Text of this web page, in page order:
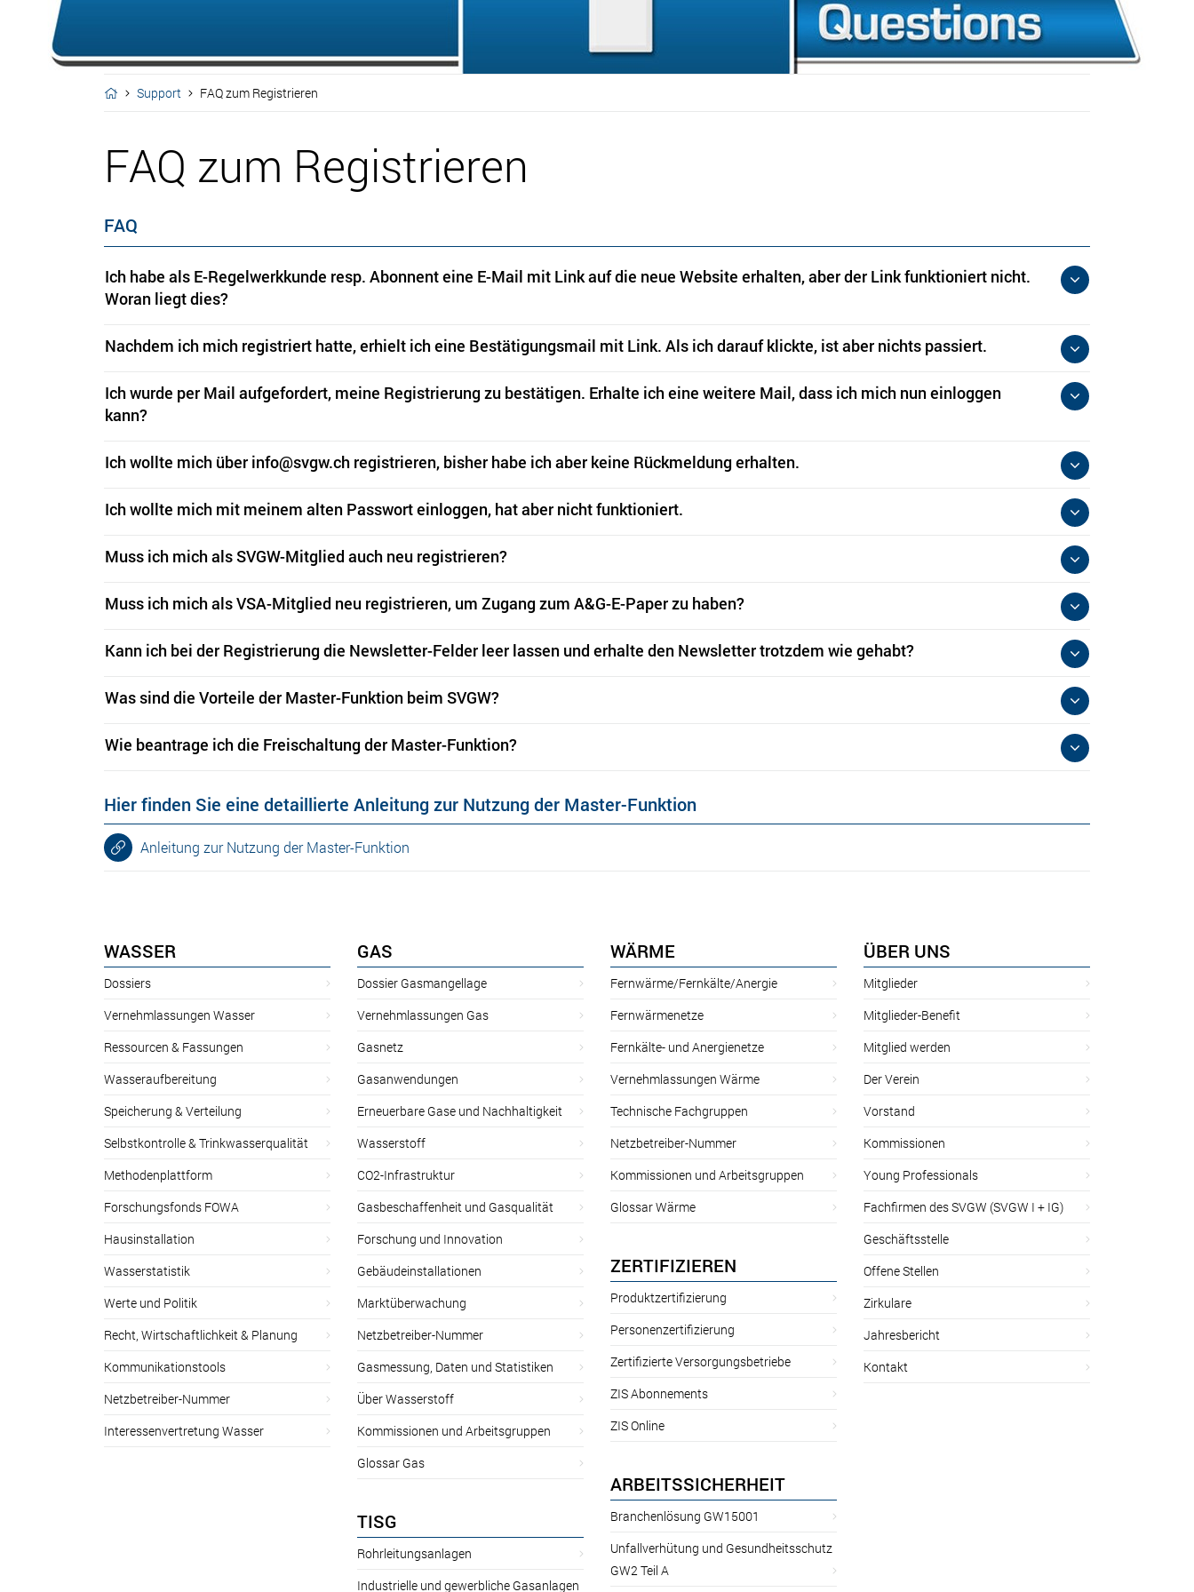
Support FAQ zum Registrieren
FAQ zum Registrieren
FAQ
Ich habe als E-Regelwerkkunde resp. Abonnent eine E-Mail mit Link auf die neue Website erhalten, aber der Link funktioniert nicht.
Woran liegt dies?
Nachdem ich mich registriert hatte, erhielt ich eine Bestätigungsmail mit Link. Als ich darauf klickte, ist aber nichts passiert.
Ich wurde per Mail aufgefordert, meine Registrierung zu bestätigen. Erhalte ich eine weitere Mail, dass ich mich nun einloggen
kann?
Ich wollte mich über info@svgw.ch registrieren, bisher habe ich aber keine Rückmeldung erhalten.
Ich wollte mich mit meinem alten Passwort einloggen, hat aber nicht funktioniert.
Muss ich mich als SVGW-Mitglied auch neu registrieren?
Muss ich mich als VSA-Mitglied neu registrieren, um Zugang zum A&G-E-Paper zu haben?
Kann ich bei der Registrierung die Newsletter-Felder leer lassen und erhalte den Newsletter trotzdem wie gehabt?
Was sind die Vorteile der Master-Funktion beim SVGW?
Wie beantrage ich die Freischaltung der Master-Funktion?
Hier finden Sie eine detaillierte Anleitung zur Nutzung der Master-Funktion
Anleitung zur Nutzung der Master-Funktion
WASSER
Dossiers
Vernehmlassungen Wasser
Ressourcen & Fassungen
Wasseraufbereitung
Speicherung & Verteilung
Selbstkontrolle & Trinkwasserqualität
Methodenplattform
Forschungsfonds FOWA
Hausinstallation
Wasserstatistik
Werte und Politik
Recht, Wirtschaftlichkeit & Planung
Kommunikationstools
Netzbetreiber-Nummer
Interessenvertretung Wasser
GAS
Dossier Gasmangellage
Vernehmlassungen Gas
Gasnetz
Gasanwendungen
Erneuerbare Gase und Nachhaltigkeit
Wasserstoff
CO2-Infrastruktur
Gasbeschaffenheit und Gasqualität
Forschung und Innovation
Gebäudeinstallationen
Marktüberwachung
Netzbetreiber-Nummer
Gasmessung, Daten und Statistiken
Über Wasserstoff
Kommissionen und Arbeitsgruppen
Glossar Gas
TISG
Rohrleitungsanlagen
Industrielle und gewerbliche Gasanlagen
WÄRME
Fernwärme/Fernkälte/Anergie
Fernwärmenetze
Fernkälte- und Anergienetze
Vernehmlassungen Wärme
Technische Fachgruppen
Netzbetreiber-Nummer
Kommissionen und Arbeitsgruppen
Glossar Wärme
ZERTIFIZIEREN
Produktzertifizierung
Personenzertifizierung
Zertifizierte Versorgungsbetriebe
ZIS Abonnements
ZIS Online
ARBEITSSICHERHEIT
Branchenlösung GW15001
Unfallverhütung und Gesundheitsschutz
GW2 Teil A
ÜBER UNS
Mitglieder
Mitglieder-Benefit
Mitglied werden
Der Verein
Vorstand
Kommissionen
Young Professionals
Fachfirmen des SVGW (SVGW I + IG)
Geschäftsstelle
Offene Stellen
Zirkulare
Jahresbericht
Kontakt